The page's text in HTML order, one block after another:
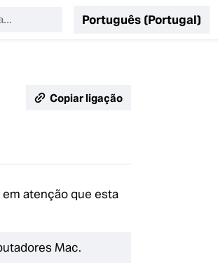
Português (Portugal)
Copiar ligação
atenção que esta
Mac.